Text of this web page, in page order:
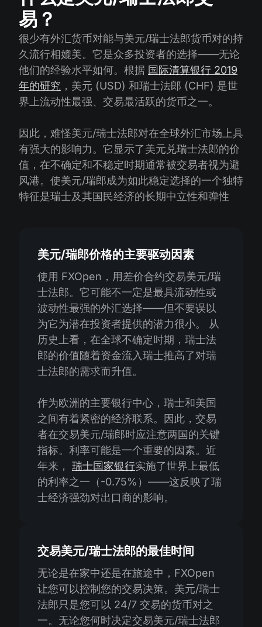
易？
很少有外汇货币对能与美元/瑞士法郎货币对的持
久流行相媲美。它是众多投资者的选择——无论
他们的经验水平如何。根据 国际清算银行 2019
年的研究 ，美元 (USD) 和瑞士法郎 (CHF) 是世
界上流动性最强、交易最活跃的货币之一。
因此，难怪美元/瑞士法郎对在全球外汇市场上具
有强大的影响力。它显示了美元兑瑞士法郎的价
值，在不确定和不稳定时期通常被交易者视为避
风港。使美元/瑞郎成为如此稳定选择的一个独特
特征是瑞士及其国民经济的长期中立性和弹性
美元/瑞郎价格的主要驱动因素
使用 FXOpen，用差价合约交易美元/瑞
士法郎。它可能不一定是最具流动性或
波动性最强的外汇选择——但不要误以
为它为潜在投资者提供的潜力很小。 从
历史上看，在全球不确定时期，瑞士法
郎的价值随着资金流入瑞士推高了对瑞
士法郎的需求而升值。
作为欧洲的主要银行中心，瑞士和美国
之间有着紧密的经济联系。因此，交易
者在交易美元/瑞郎时应注意两国的关键
指标。利率可能是一个重要的因素。近
年来， 瑞士国家银行实施了世界上最低
的利率之一（-0.75%）——这反映了瑞
士经济强劲对出口商的影响。
交易美元/瑞士法郎的最佳时间
无论是在家中还是在旅途中，FXOpen
让您可以控制您的交易决策。美元/瑞士
法郎只是您可以 24/7 交易的货币对之
一。无论您何时决定交易美元/瑞士法郎